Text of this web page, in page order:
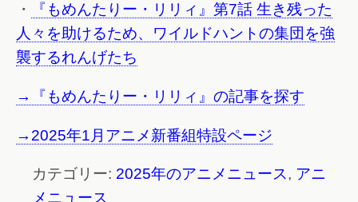
・
『もめんたりー・リリィ』第7話 生き残った
人々を助けるため、ワイルドハントの集団を強
襲するれんげたち
→『もめんたりー・リリィ』の記事を探す
→2025年1月アニメ新番組特設ページ
カテゴリー: 2025年のアニメニュース, アニ
メニュース